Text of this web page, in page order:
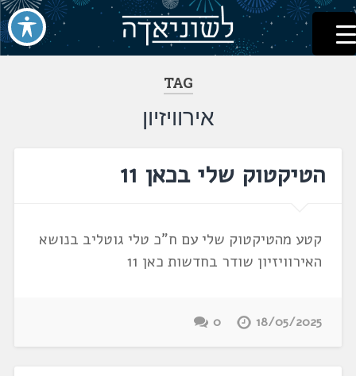
דלג
לתוכן
לשוניאדה
עברית. לשון. שפה
TAG
אירוויזיון
הטיקטוק שלי בכאן 11
קטע מהטיקטוק שלי עם ח"כ טלי גוטליב בנושא
האירוויזיון שודר בחדשות כאן 11
18/05/2025
0